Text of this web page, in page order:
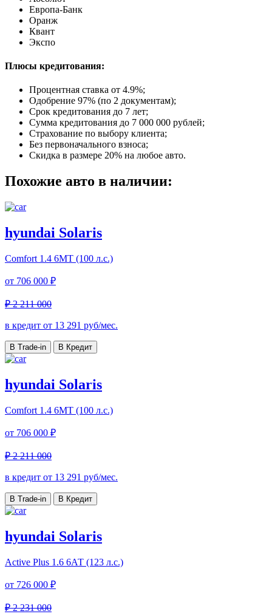
Европа-Банк
Оранж
Квант
Экспо
Плюсы кредитования:
Процентная ставка от 4.9%;
Одобрение 97% (по 2 документам);
Срок кредитования до 7 лет;
Сумма кредитования до 7 000 000 рублей;
Страхование по выбору клиента;
Без первоначального взноса;
Скидка в размере 20% на любое авто.
Похожие авто в наличии:
hyundai Solaris
Comfort 1.4 6МТ (100 л.с.)
от 706 000 ₽
₽ 2 211 000
в кредит от 13 291 руб/мес.
В Trade-in В Кредит
hyundai Solaris
Comfort 1.4 6МТ (100 л.с.)
от 706 000 ₽
₽ 2 211 000
в кредит от 13 291 руб/мес.
В Trade-in В Кредит
hyundai Solaris
Active Plus 1.6 6АТ (123 л.с.)
от 726 000 ₽
₽ 2 231 000